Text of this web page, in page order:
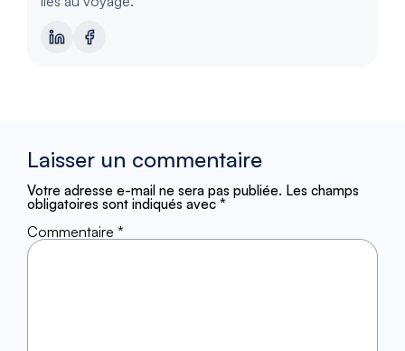
Laisser un commentaire
Votre adresse e-mail ne sera pas publiée. Les champs
obligatoires sont indiqués avec *
Commentaire *